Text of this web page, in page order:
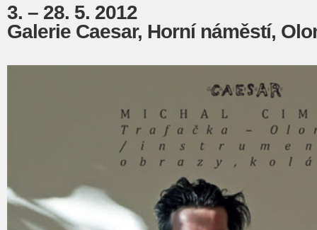
3. – 28. 5. 2012
Galerie Caesar, Horní náměstí,